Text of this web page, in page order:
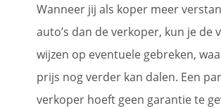
Wanneer jij als koper meer
auto’s dan de verkoper, kun je de
wijzen op eventuele gebreken,
prijs nog verder kan dalen. Een
verkoper hoeft geen garantie te